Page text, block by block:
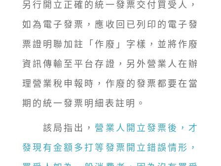
另行開立正確的統一發票交付買受人，
如為電子發票，應收回已列印的電子發
票證明聯加註「作廢」字樣，並將作廢
資訊傳輸至平台存證，另外營業人在辦
理營業稅申報時，作廢的發票都要在當
期的統一發票明細表註明。
該局指出， 營業人開立發票後，才
發現有金額多打等發票開立錯誤情形，